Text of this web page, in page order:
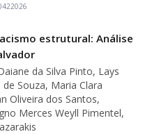
estrutural: Análise
da Silva Pinto, Lays
Souza, Maria Clara
Oliveira dos Santos,
Merces Weyll Pimentel,